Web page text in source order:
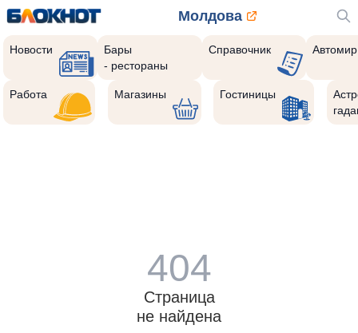
Молдова
Новости
Бары
- рестораны
Справочник Автомир
Работа Магазины Гостиницы
404
Страница
не найдена